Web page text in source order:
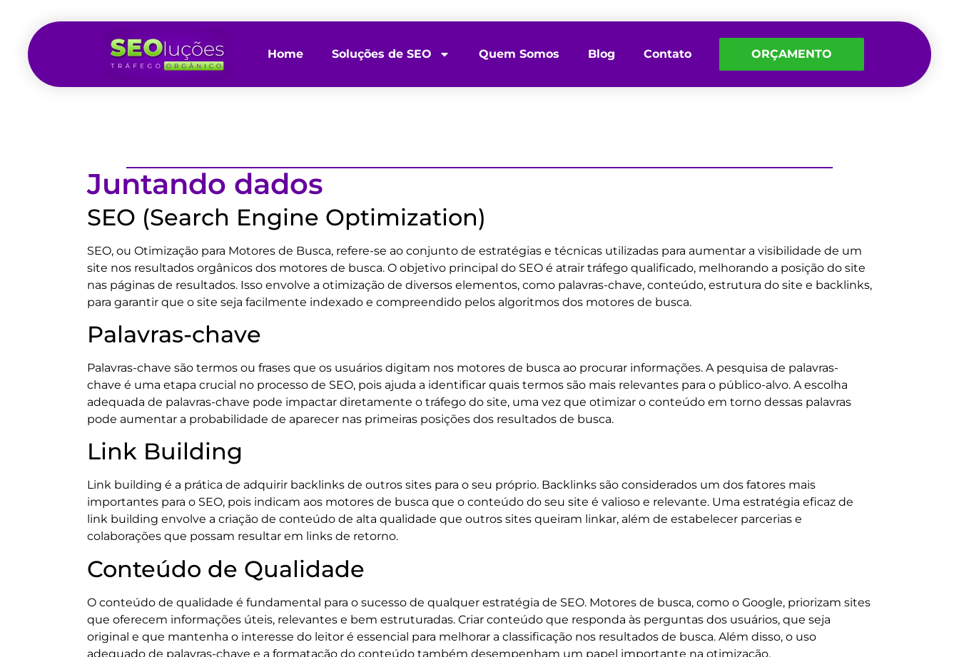
Home Soluções de SEO Quem Somos Blog Contato ORÇAMENTO
Juntando dados
SEO (Search Engine Optimization)
SEO, ou Otimização para Motores de Busca, refere-se ao conjunto de estratégias e técnicas utilizadas para aumentar a visibilidade de um
site nos resultados orgânicos dos motores de busca. O objetivo principal do SEO é atrair tráfego qualificado, melhorando a posição do site
nas páginas de resultados. Isso envolve a otimização de diversos elementos, como palavras-chave, conteúdo, estrutura do site e backlinks,
para garantir que o site seja facilmente indexado e compreendido pelos algoritmos dos motores de busca.
Palavras-chave
Palavras-chave são termos ou frases que os usuários digitam nos motores de busca ao procurar informações. A pesquisa de palavras-
chave é uma etapa crucial no processo de SEO, pois ajuda a identificar quais termos são mais relevantes para o público-alvo. A escolha
adequada de palavras-chave pode impactar diretamente o tráfego do site, uma vez que otimizar o conteúdo em torno dessas palavras
pode aumentar a probabilidade de aparecer nas primeiras posições dos resultados de busca.
Link Building
Link building é a prática de adquirir backlinks de outros sites para o seu próprio. Backlinks são considerados um dos fatores mais
importantes para o SEO, pois indicam aos motores de busca que o conteúdo do seu site é valioso e relevante. Uma estratégia eficaz de
link building envolve a criação de conteúdo de alta qualidade que outros sites queiram linkar, além de estabelecer parcerias e
colaborações que possam resultar em links de retorno.
Conteúdo de Qualidade
O conteúdo de qualidade é fundamental para o sucesso de qualquer estratégia de SEO. Motores de busca, como o Google, priorizam sites
que oferecem informações úteis, relevantes e bem estruturadas. Criar conteúdo que responda às perguntas dos usuários, que seja
original e que mantenha o interesse do leitor é essencial para melhorar a classificação nos resultados de busca. Além disso, o uso
adequado de palavras-chave e a formatação do conteúdo também desempenham um papel importante na otimização.